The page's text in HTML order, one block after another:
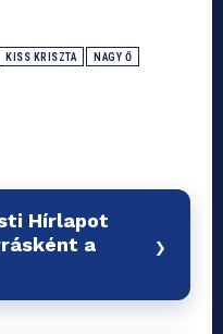
KISS KRISZTA NAGY Ő
Hírlapot
a
›